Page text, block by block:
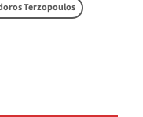
Terzopoulos